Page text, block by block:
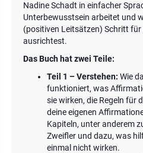
Nadine Schadt in einfacher
Unterbewusstsein arbeitet und
(positiven Leitsätzen) Schritt
ausrichtest.
Das Buch hat zwei Teile:
Teil 1 – Verstehen: Wie
funktioniert, was
sie wirken, die Regeln für
deine eigenen
Kapiteln, unter anderem
Zweifler und dazu, was
einmal nicht wirken.